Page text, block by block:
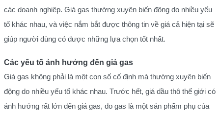
các doanh nghiệp. Giá gas thường xuyên biến động do nhiều yếu
tố khác nhau, và việc nắm bắt được thông tin về giá cả hiện tại sẽ
giúp người dùng có được những lựa chọn tốt nhất.
Các yếu tố ảnh hưởng đến giá gas
Giá gas không phải là một con số cố định mà thường xuyên biến
động do nhiều yếu tố khác nhau. Trước hết, giá dầu thô thế giới có
ảnh hưởng rất lớn đến giá gas, do gas là một sản phẩm phụ của